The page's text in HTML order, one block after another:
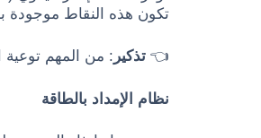
تكون هذه النقاط موجودة
👈 تذكير : من المهم توعية
نظام الإمداد بالطاقة